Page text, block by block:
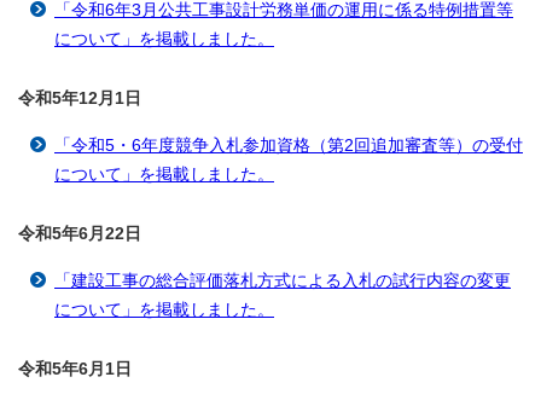
「令和6年3月公共工事設計労務単価の運用に係る特例措置等
について」を掲載しました。
令和5年12月1 日
「令和5・6年度競争入札参加資格（第2回追加審査等）の受付
について」を掲載しました。
令和5年6月22 日
「建設工事の総合評価落札方式による入札の試行内容の変更
について」を掲載しました。
令和5年6月1 日